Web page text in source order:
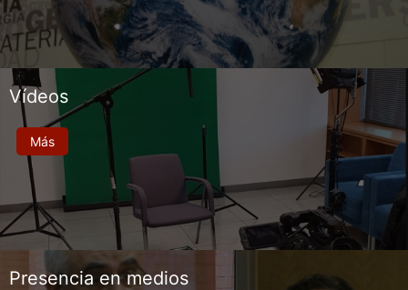
Vídeos
Más
Presencia en medios